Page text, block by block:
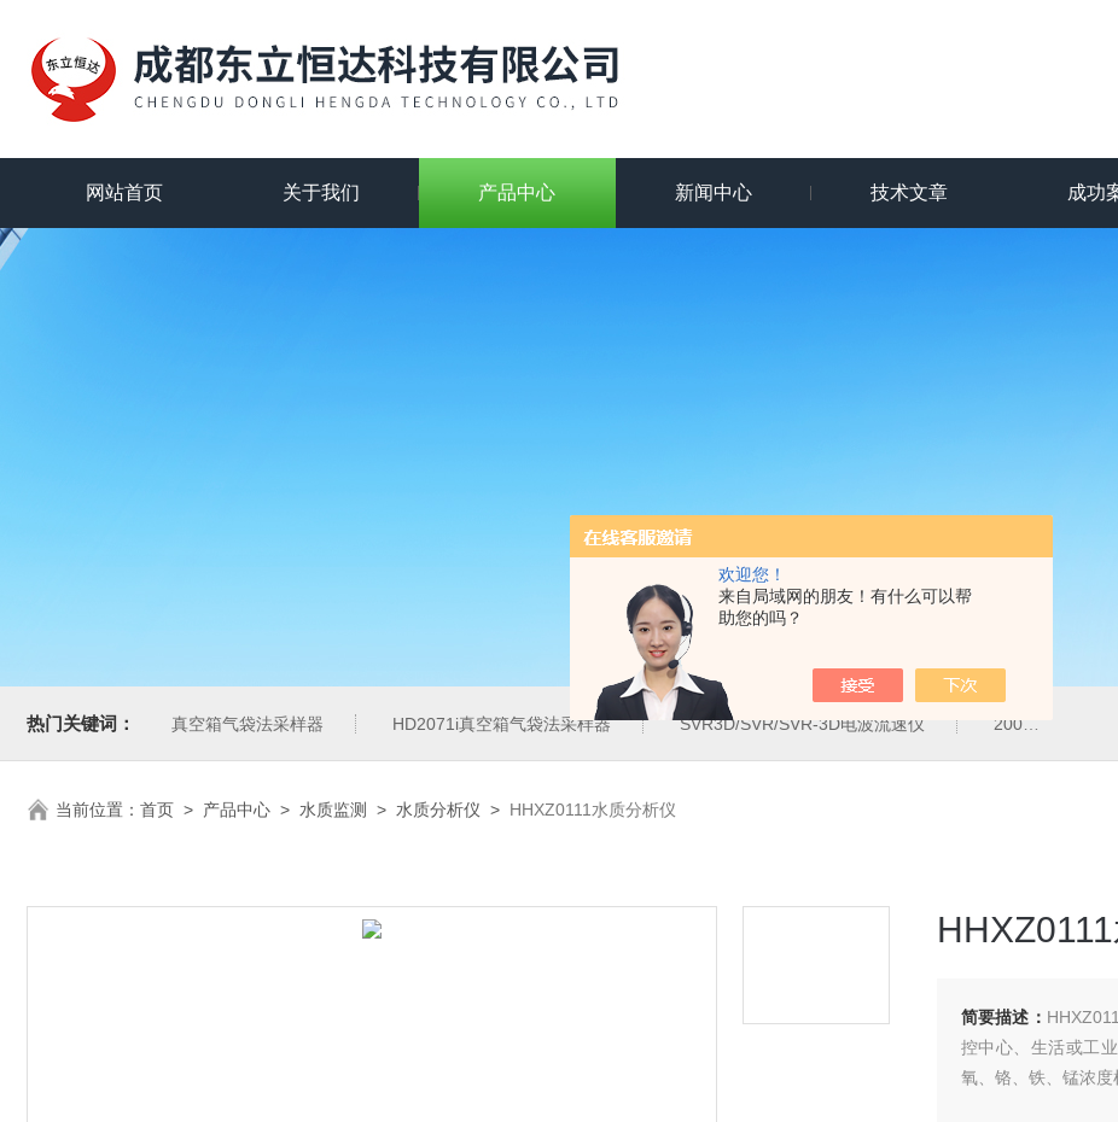
欢迎您！
来自局域网的朋友！有什么可以帮
助您的吗？
网站首页 关于我们 产品中心 新闻中心 技术文章 成功
热门关键词： 真空箱气袋法采样器 HD2071i真空箱气袋法采样器 SVR3D/SVR/SVR-3D电波流速仪 200M便携式水质重金属快速检测仪
当前位置： 首页 > 产品中心 > 水质监测 > 水质分析仪 > HHXZ0111水质分析仪
简要描述：
控中心、生活或工
氧、铬、铁、锰浓度